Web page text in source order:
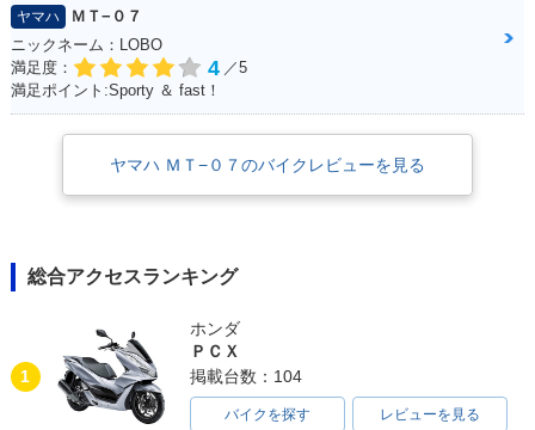
2017年 MT-07・カ
ラーチェンジ
S・カラーチェンジ
ヤマハ
ＭＴ−０７
ニックネーム：LOBO
満足度：
4 ／5
満足ポイント:Sporty ＆ fast！
ヤマハ ＭＴ−０７のバイクレビューを見る
総合アクセスランキング
1
ホンダ
ＰＣＸ
掲載台数：104
バイクを探す レビューを見る